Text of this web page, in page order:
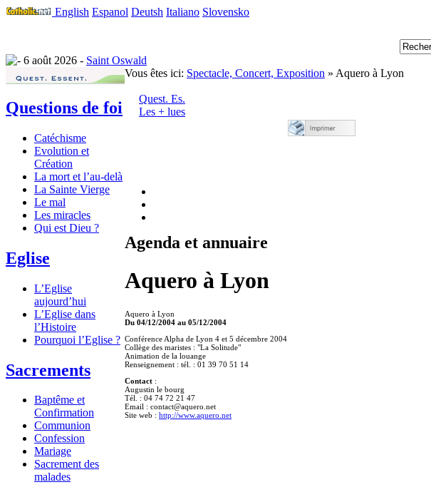
English Espanol Deutsh Italiano Slovensko
6 août 2026 - Saint Oswald
Questions de foi
Catéchisme
Evolution et
Création
La mort et l’au-delà
La Sainte Vierge
Le mal
Les miracles
Qui est Dieu ?
Eglise
L’Eglise
aujourd’hui
L’Eglise dans
l’Histoire
Pourquoi l’Eglise ?
Sacrements
Baptême et
Confirmation
Communion
Confession
Mariage
Sacrement des
malades
Vous êtes ici: Spectacle, Concert, Exposition » Aquero à Lyon
Quest. Es.
Les + lues
Agenda et annuaire
Aquero à Lyon
Aquero à Lyon
Du 04/12/2004 au 05/12/2004
Conférence Alpha de Lyon 4 et 5 décembre 2004
Collège des maristes : "La Solitude"
Animation de la louange
Renseignement : tél. : 01 39 70 51 14
Contact :
Augustin le bourg
Tél. : 04 74 72 21 47
Email : contact@aquero.net
Site web : http://www.aquero.net